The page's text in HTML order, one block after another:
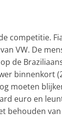
competitie.
VW. De
de
binnenkort
moeten
euro en
behouden